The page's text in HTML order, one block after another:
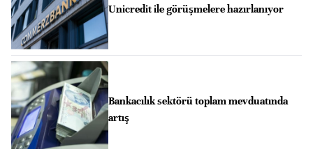
Unicredit ile görüşmelere hazırlanıyor
Bankacılık sektörü toplam mevduatında
artış